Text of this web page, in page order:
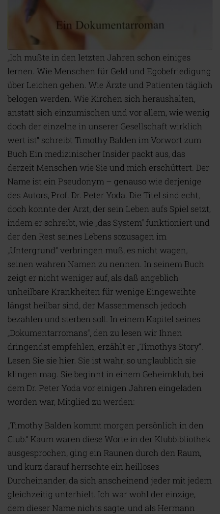
„Ich mußte in den letzten Jahren schon einiges
lernen. Wie Menschen für Geld und Egobefriedigung
über Leichen gehen. Wie Ärzte und Patienten täglich
belogen werden. Wie Kirchen sich heraushalten,
anstatt sich einzumischen und vor allem, wie wenig
doch der einzelne in unserer Gesellschaft wirklich
wert ist“ schreibt Timothy Balden im Vorwort zum
Buch Ein medizinischer Insider packt aus, das
derzeit Menschen wie Sie und mich erschüttert. Der
Name ist ein Pseudonym – genauso wie derjenige
des Autors, Prof. Dr. Peter Yoda. Die Titel sind echt,
doch konnte der Arzt, der sein Leben aufs Spiel setzt,
indem er schreibt, wie „das System“ funktioniert und
der den Rest seines Lebens sozusagen im
„Untergrund“ verbringen muß, es nicht wagen,
seinen wahren Namen zu nennen. In seinem Buch
zeigt er nicht weniger auf, als daß angeblich
unheilbare Krankheiten für wenige Eingeweihte
längst heilbar sind, der Massenmensch jedoch
bezahlen und sterben soll. In einem Kapitel seines
„Dokumentarromans“, den zu lesen wir Ihnen
dringendst empfehlen, erzählt er „Timothys Story“.
Lesen Sie sie hier. Sie ist wahr, so unglaublich sie
klingen mag. Sie beginnt in einem Geheimklub, bei
dem Dr. Peter Yoda vor einigen Jahren eingeladen
worden war, Mitglied zu werden:
„Timothy Balden kommt morgen persönlich in den
Club.“ Kaum waren diese Worte in der Klubbibliothek
ausgesprochen, ging ein Raunen durch den Raum,
und kurz darauf herrschte ein heilloses
Durcheinander, da sich anscheinend jeder mit jedem
gleichzeitig unterhielt. Ich war wohl der einzige,
dem dieser Name nichts sagte, und als Hermann